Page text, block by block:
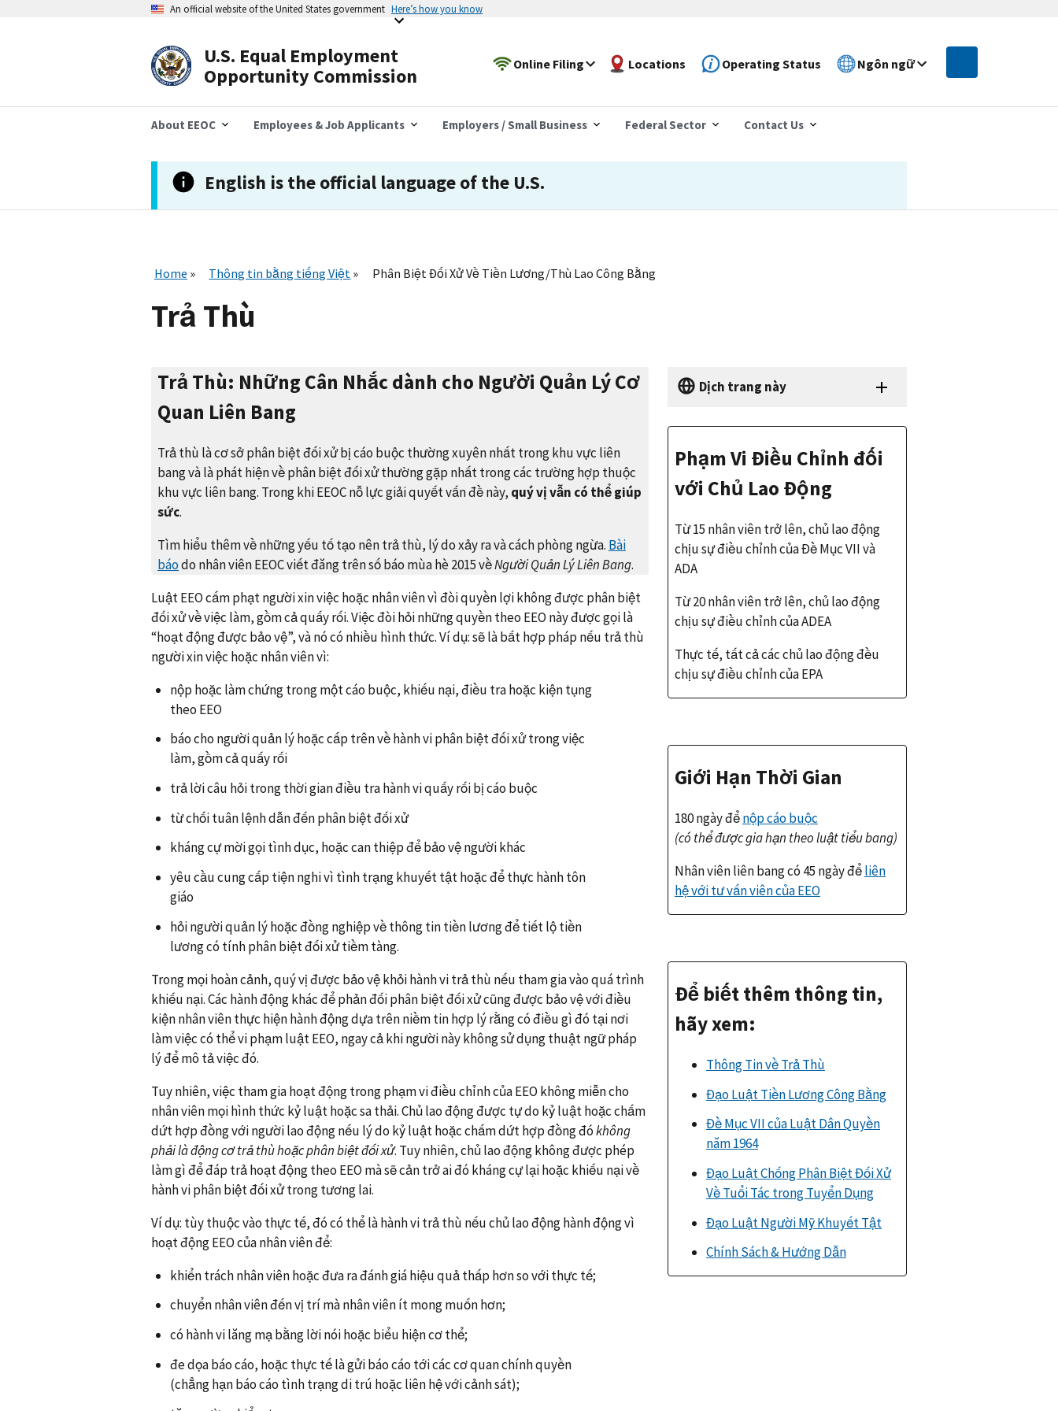
An official website of the United States government Here’s how you know
U.S. Equal Employment
Opportunity Commission
Online Filing Locations Operating Status Ngôn ngữ
About EEOC Employees & Job Applicants Employers / Small Business Federal Sector Contact Us
English is the official language of the U.S.
Home Thông tin bằng tiếng Việt Phân Biệt Đối Xử Về Tiền Lương/Thù Lao Công Bằng
Trả Thù
Trả Thù: Những Cân Nhắc dành cho Người Quản Lý Cơ
Quan Liên Bang
Trả thù là cơ sở phân biệt đối xử bị cáo buộc thường xuyên nhất trong khu vực liên
bang và là phát hiện về phân biệt đối xử thường gặp nhất trong các trường hợp thuộc
khu vực liên bang. Trong khi EEOC nỗ lực giải quyết vấn đề này, quý vị vẫn có thể giúp
sức.
Tìm hiểu thêm về những yếu tố tạo nên trả thù, lý do xảy ra và cách phòng ngừa. Bài
báodo nhân viên EEOC viết đăng trên số báo mùa hè 2015 vềNgười Quản Lý Liên Bang.
Luật EEO cấm phạt người xin việc hoặc nhân viên vì đòi quyền lợi không được phân biệt
đối xử về việc làm, gồm cả quấy rối. Việc đòi hỏi những quyền theo EEO này được gọi là
“hoạt động được bảo vệ”, và nó có nhiều hình thức. Ví dụ: sẽ là bất hợp pháp nếu trả thù
người xin việc hoặc nhân viên vì:
nộp hoặc làm chứng trong một cáo buộc, khiếu nại, điều tra hoặc kiện tụng
theo EEO
báo cho người quản lý hoặc cấp trên về hành vi phân biệt đối xử trong việc
làm, gồm cả quấy rối
trả lời câu hỏi trong thời gian điều tra hành vi quấy rối bị cáo buộc
từ chối tuân lệnh dẫn đến phân biệt đối xử
kháng cự mời gọi tình dục, hoặc can thiệp để bảo vệ người khác
yêu cầu cung cấp tiện nghi vì tình trạng khuyết tật hoặc để thực hành tôn
giáo
hỏi người quản lý hoặc đồng nghiệp về thông tin tiền lương để tiết lộ tiền
lương có tính phân biệt đối xử tiềm tàng.
Trong mọi hoàn cảnh, quý vị được bảo vệ khỏi hành vi trả thù nếu tham gia vào quá trình
khiếu nại. Các hành động khác để phản đối phân biệt đối xử cũng được bảo vệ với điều
kiện nhân viên thực hiện hành động dựa trên niềm tin hợp lý rằng có điều gì đó tại nơi
làm việc có thể vi phạm luật EEO, ngay cả khi người này không sử dụng thuật ngữ pháp
lý để mô tả việc đó.
Tuy nhiên, việc tham gia hoạt động trong phạm vi điều chỉnh của EEO không miễn cho
nhân viên mọi hình thức kỷ luật hoặc sa thải. Chủ lao động được tự do kỷ luật hoặc chấm
dứt hợp đồng với người lao động nếu lý do kỷ luật hoặc chấm dứt hợp đồng đókhông
phải là động cơ trả thù hoặc phân biệt đối xử. Tuy nhiên, chủ lao động không được phép
làm gì để đáp trả hoạt động theo EEO mà sẽ cản trở ai đó kháng cự lại hoặc khiếu nại về
hành vi phân biệt đối xử trong tương lai.
Ví dụ: tùy thuộc vào thực tế, đó có thể là hành vi trả thù nếu chủ lao động hành động vì
hoạt động EEO của nhân viên để:
khiển trách nhân viên hoặc đưa ra đánh giá hiệu quả thấp hơn so với thực tế;
chuyển nhân viên đến vị trí mà nhân viên ít mong muốn hơn;
có hành vi lăng mạ bằng lời nói hoặc biểu hiện cơ thể;
đe dọa báo cáo, hoặc thực tế là gửi báo cáo tới các cơ quan chính quyền
(chẳng hạn báo cáo tình trạng di trú hoặc liên hệ với cảnh sát);
Dịch trang này
Phạm Vi Điều Chỉnh đối
với Chủ Lao Động
Từ 15 nhân viên trở lên, chủ lao động
chịu sự điều chỉnh của Đề Mục VII và
ADA
Từ 20 nhân viên trở lên, chủ lao động
chịu sự điều chỉnh của ADEA
Thực tế, tất cả các chủ lao động đều
chịu sự điều chỉnh của EPA
Giới Hạn Thời Gian
180 ngày đểnộp cáo buộc
(có thể được gia hạn theo luật tiểu bang)
Nhân viên liên bang có 45 ngày đểliên
hệ với tư vấn viên của EEO
Để biết thêm thông tin,
hãy xem:
Thông Tin về Trả Thù
Đạo Luật Tiền Lương Công Bằng
Đề Mục VII của Luật Dân Quyền
năm 1964
Đạo Luật Chống Phân Biệt Đối Xử
Về Tuổi Tác trong Tuyển Dụng
Đạo Luật Người Mỹ Khuyết Tật
Chính Sách & Hướng Dẫn